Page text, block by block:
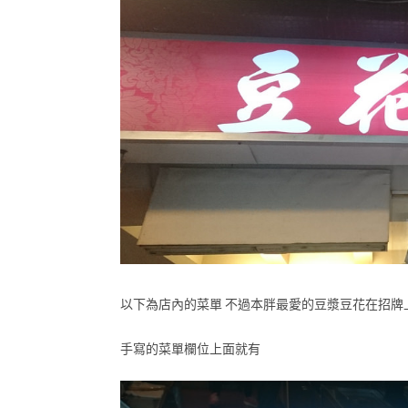
以下為店內的菜單 不過本胖最愛的豆漿豆花在招牌
手寫的菜單欄位上面就有